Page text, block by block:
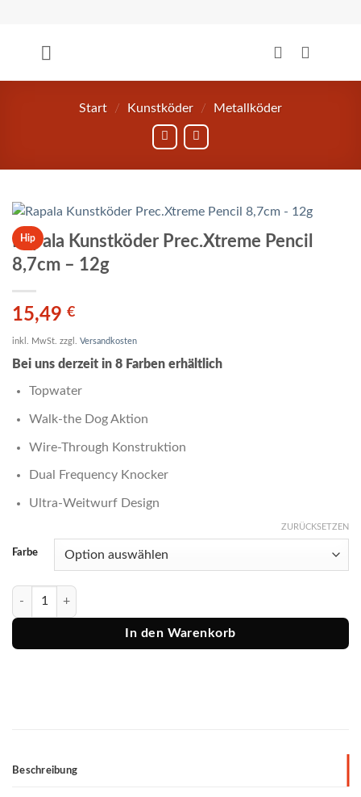
springen
Start / Kunstköder / Metallköder
Hip
Rapala Kunstköder Prec.Xtreme Pencil
8,7cm – 12g
15,49 €
inkl. MwSt. zzgl. Versandkosten
Bei uns derzeit in 8 Farben erhältlich
Topwater
Walk-the Dog Aktion
Wire-Through Konstruktion
Dual Frequency Knocker
Ultra-Weitwurf Design
Farbe
ZURÜCKSETZEN
Rapala Kunstköder Prec.Xtreme Pencil 8,7cm - 12g Menge
In den Warenkorb
Beschreibung